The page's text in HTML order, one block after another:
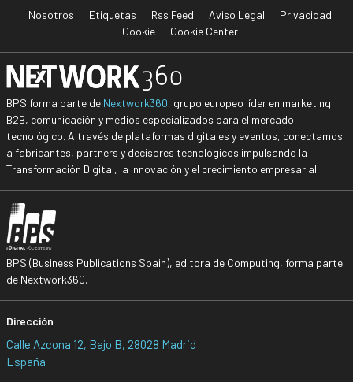
Nosotros Etiquetas Rss Feed Aviso Legal
Privacidad
Cookie
Cookie Center
BPS forma parte de Nextwork360, grupo europeo líder en marketing
B2B, comunicación y medios especializados para el mercado
tecnológico. A través de plataformas digitales y eventos, conectamos
a fabricantes, partners y decisores tecnológicos impulsando la
Transformación Digital, la Innovación y el crecimiento empresarial.
BPS (Business Publications Spain), editora de Computing, forma parte
de Nextwork360.
Dirección
Calle Azcona 12, Bajo B, 28028 Madrid
España